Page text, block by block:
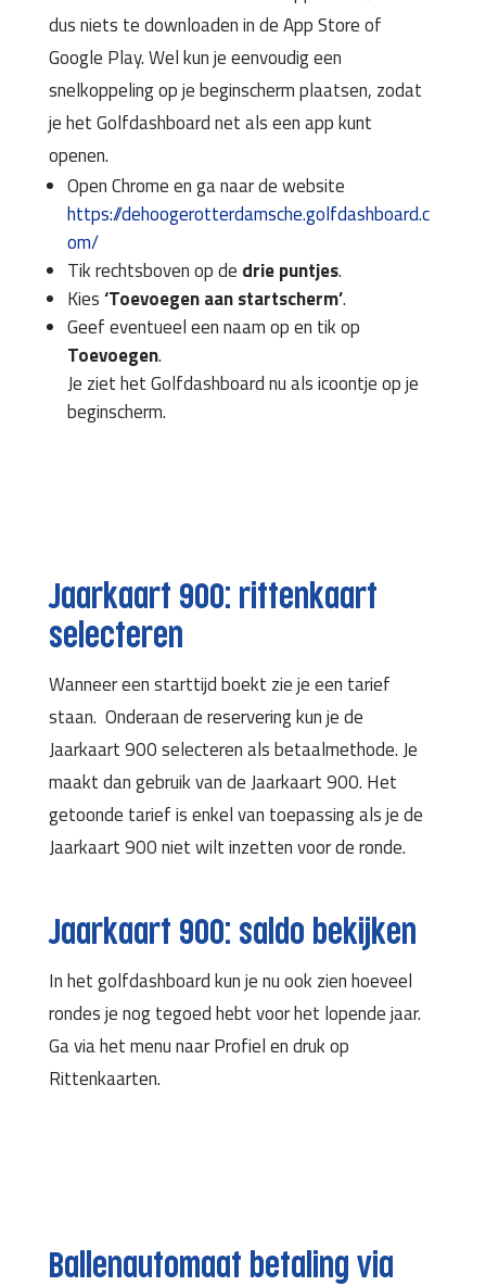
dus niets te downloaden in de App Store of
Google Play. Wel kun je eenvoudig een
snelkoppeling op je beginscherm plaatsen, zodat
je het Golfdashboard net als een app kunt
openen.
Open Chrome en ga naar de website
https://dehoogerotterdamsche.golfdashboard.c
om/
Tik rechtsboven op de drie puntjes.
Kies‘Toevoegen aan startscherm’.
Geef eventueel een naam op en tik op
Toevoegen.
Je ziet het Golfdashboard nu als icoontje op je
beginscherm.
Jaarkaart 900: rittenkaart
selecteren
Wanneer een starttijd boekt zie je een tarief
staan. Onderaan de reservering kun je de
Jaarkaart 900 selecteren als betaalmethode. Je
maakt dan gebruik van de Jaarkaart 900. Het
getoonde tarief is enkel van toepassing als je de
Jaarkaart 900 niet wilt inzetten voor de ronde.
Jaarkaart 900: saldo bekijken
In het golfdashboard kun je nu ook zien hoeveel
rondes je nog tegoed hebt voor het lopende jaar.
Ga via het menu naar Profiel en druk op
Rittenkaarten.
Ballenautomaat betaling via